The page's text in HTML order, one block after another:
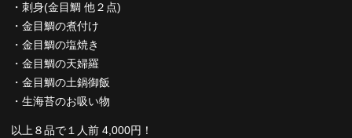
・刺身(金目鯛 他２点)
・金目鯛の煮付け
・金目鯛の塩焼き
・金目鯛の天婦羅
・金目鯛の土鍋御飯
・生海苔のお吸い物
以上８品で１人前 4,000円！